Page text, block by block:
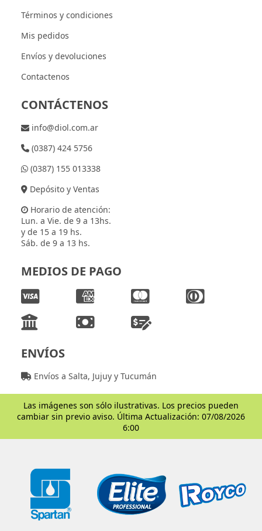
Términos y condiciones
Mis pedidos
Envíos y devoluciones
Contactenos
CONTÁCTENOS
info@diol.com.ar
(0387) 424 5756
(0387) 155 013338
Depósito y Ventas
Horario de atención:
Lun. a Vie. de 9 a 13hs.
y de 15 a 19 hs.
Sáb. de 9 a 13 hs.
MEDIOS DE PAGO
ENVÍOS
Envíos a Salta, Jujuy y Tucumán
Las imágenes son sólo ilustrativas. Los precios pueden
cambiar sin previo aviso. Última Actualización: 07/08/2026
6:00